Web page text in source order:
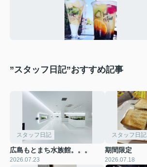
”スタッフ日記”おすすめ記事
スタッフ日記
広島もとまち水族館。。。
2026.07.23
スタッフ日記
期間限定
2026.07.18